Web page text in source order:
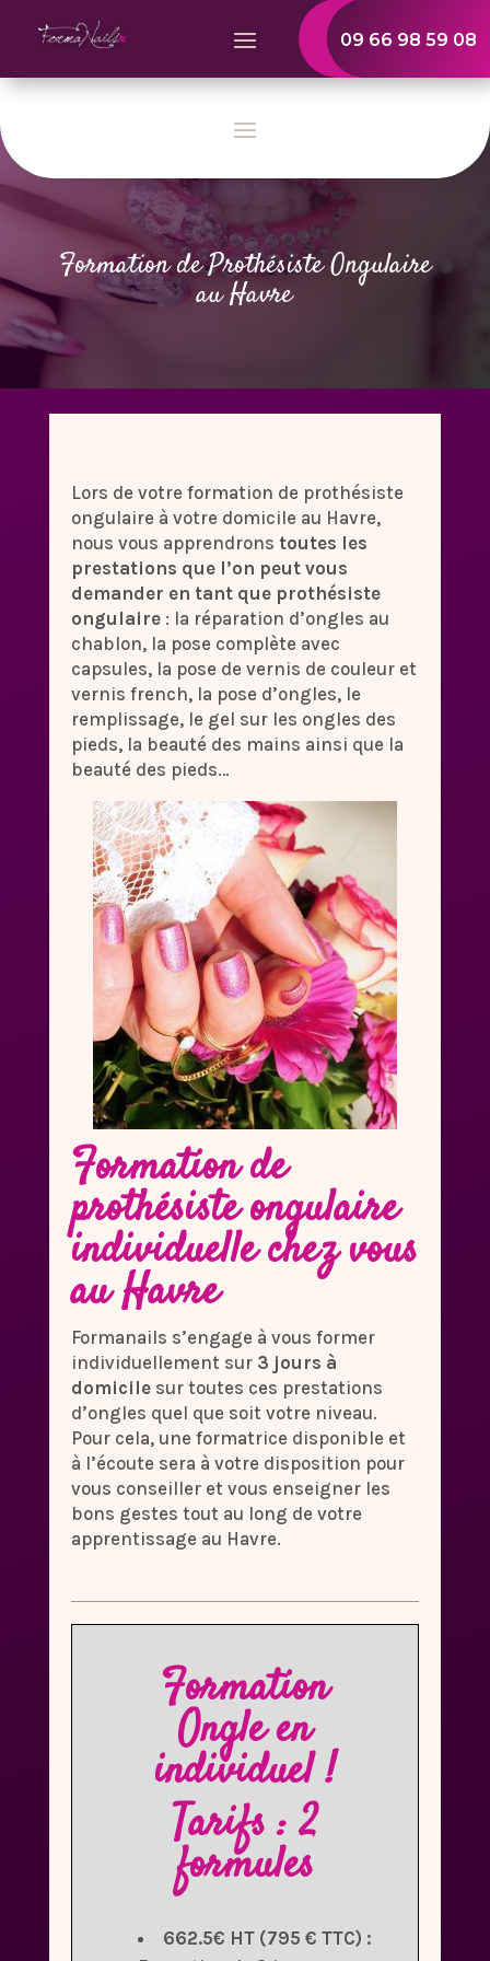
09 66 98 59 08
Formation de Prothésiste Ongulaire
au Havre
Lors de votre formation de prothésiste
ongulaire à votre domicile au Havre,
nous vous apprendrons toutes les
prestations que l’on peut vous
demander en tant que prothésiste
ongulaire: la réparation d’ongles au
chablon, la pose complète avec
capsules, la pose de vernis de couleur et
vernis french, la pose d’ongles, le
remplissage, le gel sur les ongles des
pieds, la beauté des mains ainsi que la
beauté des pieds…
Formation de
prothésiste ongulaire
individuelle chez vous
au Havre
Formanails s’engage à vous former
individuellement sur 3 jours à
domicilesur toutes ces prestations
d’ongles quel que soit votre niveau.
Pour cela, une formatrice disponible et
à l’écoute sera à votre disposition pour
vous conseiller et vous enseigner les
bons gestes tout au long de votre
apprentissage au Havre.
Formation
Ongle en
individuel !
Tarifs : 2
formules
662.5€ HT (795 € TTC) :